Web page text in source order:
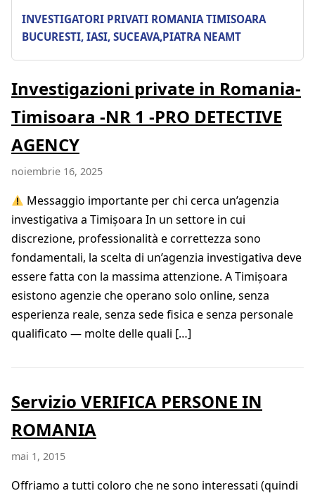
INVESTIGATORI PRIVATI ROMANIA TIMISOARA
BUCURESTI, IASI, SUCEAVA,PIATRA NEAMT
Investigazioni private in Romania-
Timisoara -NR 1 -PRO DETECTIVE
AGENCY
noiembrie 16, 2025
Messaggio importante per chi cerca un’agenzia
investigativa a Timișoara In un settore in cui
discrezione, professionalità e correttezza sono
fondamentali, la scelta di un’agenzia investigativa deve
essere fatta con la massima attenzione. A Timișoara
esistono agenzie che operano solo online, senza
esperienza reale, senza sede fisica e senza personale
qualificato — molte delle quali […]
Servizio VERIFICA PERSONE IN
ROMANIA
mai 1, 2015
Offriamo a tutti coloro che ne sono interessati (quindi